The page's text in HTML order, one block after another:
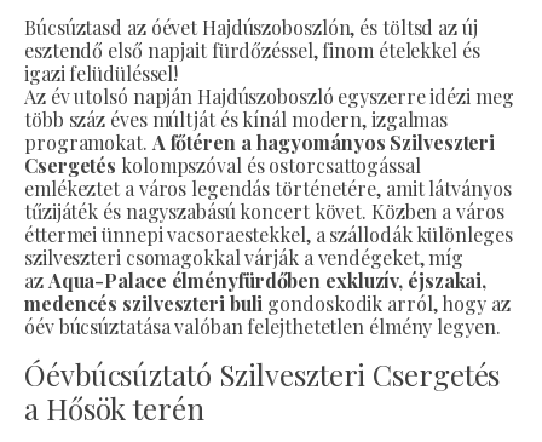
Búcsúztasd az óévet Hajdúszoboszlón, és töltsd az új
esztendő első napjait fürdőzéssel, finom ételekkel és
igazi felüdüléssel!
Az év utolsó napján Hajdúszoboszló egyszerre idézi meg
több száz éves múltját és kínál modern, izgalmas
programokat. A főtéren a hagyományos Szilveszteri
Csergetés kolompszóval és ostorcsattogással
emlékeztet a város legendás történetére, amit látványos
tűzijáték és nagyszabású koncert követ. Közben a város
éttermei ünnepi vacsoraestekkel, a szállodák különleges
szilveszteri csomagokkal várják a vendégeket, míg
azAqua-Palace élményfürdőben exkluzív, éjszakai,
medencés szilveszteri buli gondoskodik arról, hogy az
óév búcsúztatása valóban felejthetetlen élmény legyen.
Óévbúcsúztató Szilveszteri Csergetés
a Hősök terén